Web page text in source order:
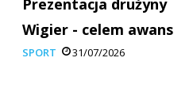
Prezentacja drużyny
Wigier - celem awans
SPORT 31/07/2026